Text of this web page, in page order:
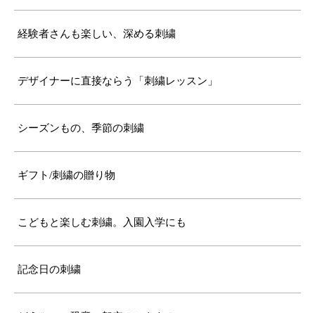
経験者さんも楽しい、深める刺繍
デザイナーに直接ならう「刺繍レッスン」
シーズンもの、季節の刺繍
ギフト/刺繍の贈り物
こどもと楽しむ刺繍。入園入学にも
記念日の刺繍